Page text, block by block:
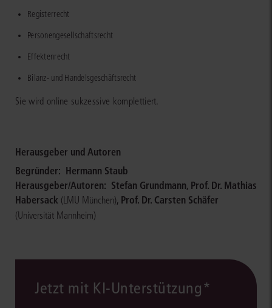
Registerrecht
Personengesellschaftsrecht
Effektenrecht
Bilanz- und Handelsgeschäftsrecht
Sie wird online sukzessive komplettiert.
Herausgeber und Autoren
Begründer: Hermann Staub
Herausgeber/Autoren: Stefan Grundmann, Prof. Dr. Mathias
Habersack (LMU München), Prof. Dr. Carsten Schäfer
(Universität Mannheim)
Jetzt mit KI-Unterstützung*